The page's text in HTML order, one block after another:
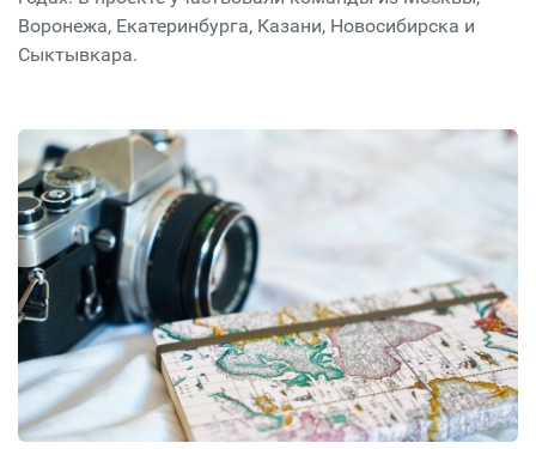
Воронежа, Екатеринбурга, Казани, Новосибирска и
Сыктывкара.